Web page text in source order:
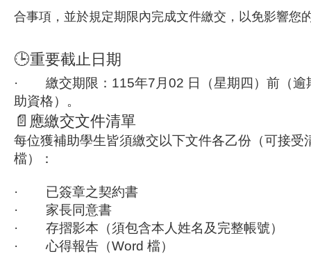
合事項，並於規定期限內完成文件繳交，以免影響您
🕒重要截止日期
· 繳交期限： 115年7 月 02 日（星期四）前 （
助資格）。
📄應繳交文件清單
每位獲補助學生皆須繳交以下文件各乙份（可接受
檔）：
· 已簽章之契約書
· 家長同意書
· 存摺影本 （須包含本人姓名及完整帳號）
·心得報告（Word 檔）